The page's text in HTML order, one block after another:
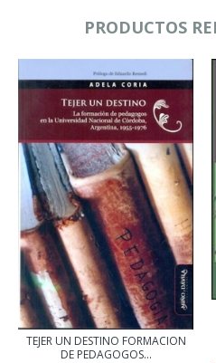
PRODUCTOS
TEJER UN DESTINO FORMACION
DE PEDAGOGOS...